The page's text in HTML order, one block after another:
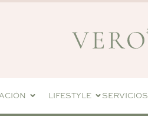
LIFESTYLE SERVICIOS